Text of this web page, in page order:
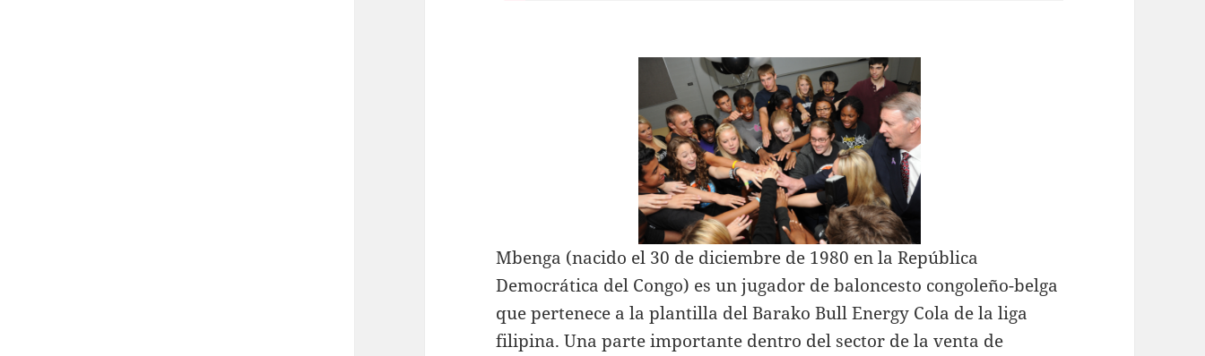
Mbenga (nacido el 30 de diciembre de 1980 en la República
Democrática del Congo) es un jugador de baloncesto congoleño-belga
que pertenece a la plantilla del Barako Bull Energy Cola de la liga
filipina. Una parte importante dentro del sector de la venta de